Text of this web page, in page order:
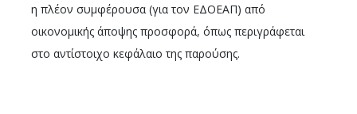
η πλέον συμφέρουσα (για τον ΕΔΟΕΑΠ) από
οικονομικής άποψης προσφορά, όπως περιγράφεται
στο αντίστοιχο κεφάλαιο της παρούσης.